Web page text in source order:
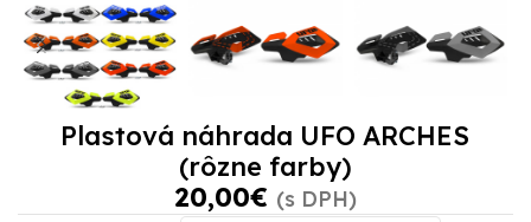
Plastová náhrada UFO ARCHES
(rôzne farby)
20,00€ (s DPH)